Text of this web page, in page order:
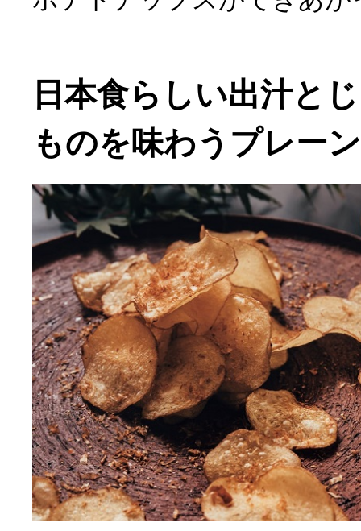
日本食らしい出汁と
ものを味わうプレーン